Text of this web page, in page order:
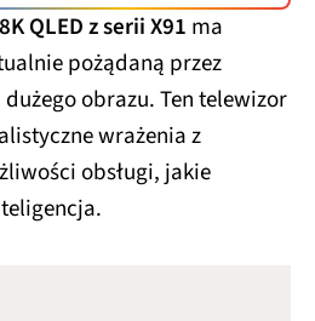
8K QLED z serii X91 ma
pożądaną przez
obrazu. Ten telewizor
wrażenia z
obsługi, jakie